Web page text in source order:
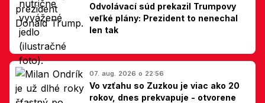
Odvolávací súd prekazil Trumpovy
veľké plány: Prezident to nenechal
len tak
07. aug. 2026 o 22:56
Vo vzťahu so Zuzkou je viac ako 20
rokov, dnes prekvapuje - otvorene